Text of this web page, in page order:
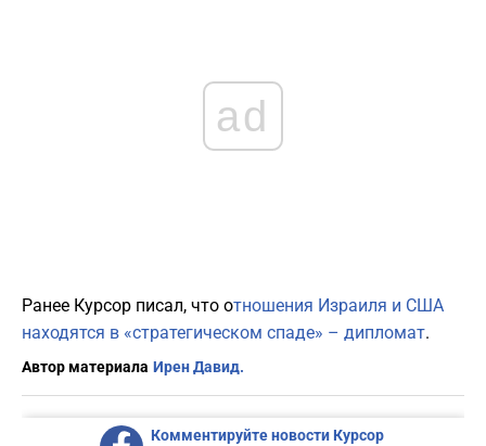
ad
Ранее Курсор писал, что отношения Израиля и США
находятся в «стратегическом спаде» – дипломат.
Автор материала Ирен Давид.
Комментируйте новости Курсор